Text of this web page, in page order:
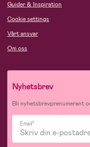
Guider & Inspiration
Cookie settings
Vårt ansvar
Om oss
Nyhetsbrev
Bli nyhetsbrevprenumerant
Email*